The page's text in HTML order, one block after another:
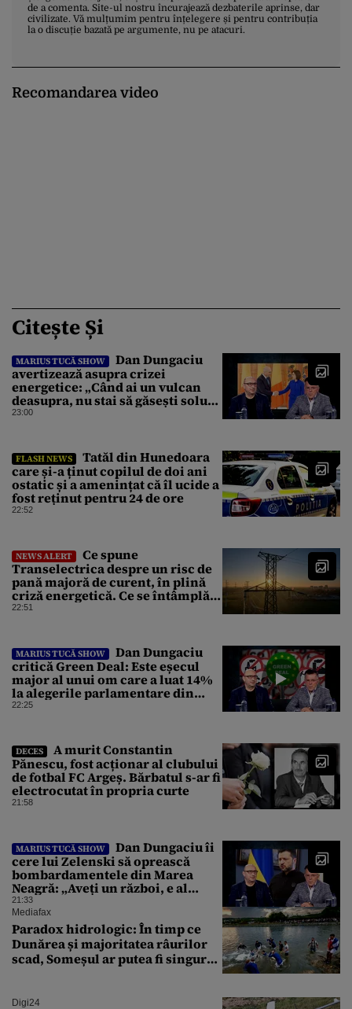
de a comenta. Site-ul nostru încurajează dezbaterile aprinse, dar
civilizate. Vă mulțumim pentru înțelegere și pentru contribuția
la o discuție bazată pe argumente, nu pe atacuri.
Recomandarea video
Citește Și
MARIUS TUCĂ SHOW
Dan Dungaciu
avertizează asupra crizei
energetice: „Când ai un vulcan
deasupra, nu stai să găsești soluții
cu leucoplast”
23:00
FLASH NEWS
Tatăl din Hunedoara
care și-a ținut copilul de doi ani
ostatic și a amenințat că îl ucide a
fost reținut pentru 24 de ore
22:52
NEWS ALERT
Ce spune
Transelectrica despre un risc de
pană majoră de curent, în plină
criză energetică. Ce se întâmplă
cu Sistemul Electroenergetic
22:51
MARIUS TUCĂ SHOW
Dan Dungaciu
critică Green Deal: Este eșecul
major al unui om care a luat 14%
la alegerile parlamentare din
Olanda
22:25
DECES
A murit Constantin
Pănescu, fost acționar al clubului
de fotbal FC Argeș. Bărbatul s-ar fi
electrocutat în propria curte
21:58
MARIUS TUCĂ SHOW
Dan Dungaciu îi
cere lui Zelenski să oprească
bombardamentele din Marea
Neagră: „Aveți un război, e al
vostru, dar lăsați restul să
circule”
21:33
Mediafax
Paradox hidrologic: În timp ce
Dunărea și majoritatea râurilor
scad, Someșul ar putea fi singurul
Digi24